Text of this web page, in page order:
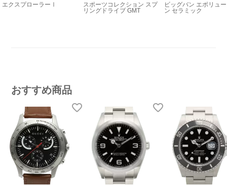
エクスプローラーⅠ
スポーツコレクション スプ
リングドライブ GMT
ビッグバン エボリュ
ン セラミック
おすすめ商品